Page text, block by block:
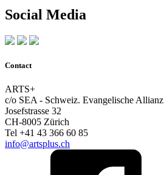
Social Media
Contact
ARTS+
c/o SEA - Schweiz. Evangelische Allianz
Josefstrasse 32
CH-8005 Zürich
Tel +41 43 366 60 85
info@artsplus.ch